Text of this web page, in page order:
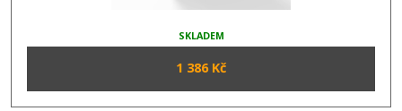
SKLADEM
1 386 Kč